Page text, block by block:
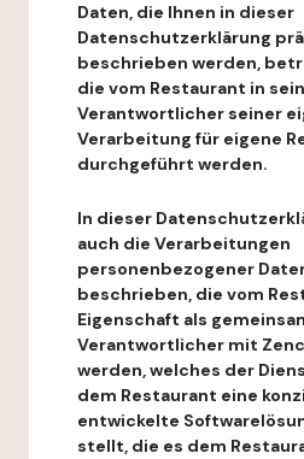
Daten, die Ihnen in dieser
Datenschutzerklärung
beschrieben werden,
die vom Restaurant in
Verantwortlicher seiner
Verarbeitung für eigene
durchgeführt werden.
In dieser
auch die Verarbeitungen
personenbezogener
beschrieben, die vom
Eigenschaft als
Verantwortlicher mit
werden, welches der
dem Restaurant eine
entwickelte
stellt, die es dem